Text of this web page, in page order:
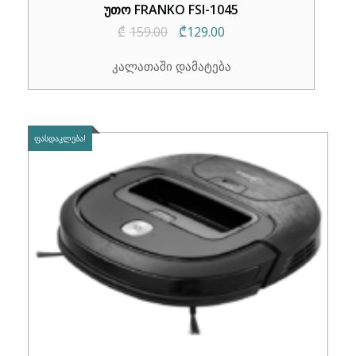
უთო FRANKO FSI-1045
₾ 159.00
Original
was:
₾129.00
is:
კალათაში დამატება
ᲤᲐᲡᲓᲐᲙᲚᲔᲑᲐ!